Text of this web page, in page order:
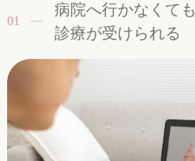
01
病院へ行かなくても
診療が受けられる